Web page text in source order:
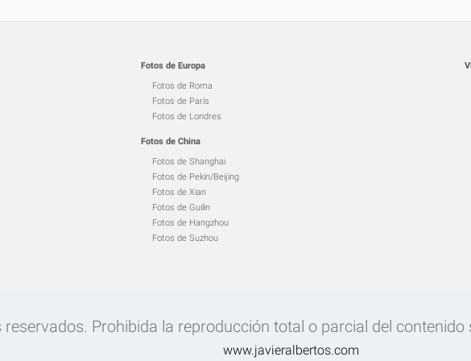
Fotos de Europa
Fotos de Roma
Fotos de París
Fotos de Londres
Fotos de China
Fotos de Shanghai
Fotos de Pekin/Beijing
Fotos de Xian
Fotos de Guilin
Fotos de Hangzhou
Fotos de Suzhou
Prohibida la reproducción total o parcial del
www.javieralbertos.com